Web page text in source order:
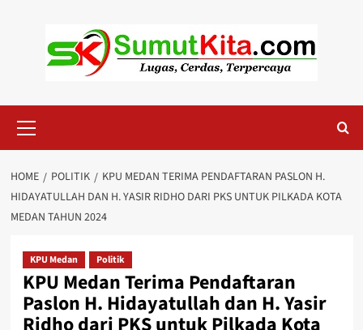
Menu
HOME POLITIK
KPU MEDAN TERIMA PENDAFTARAN PASLON H.
HIDAYATULLAH DAN H. YASIR RIDHO DARI PKS UNTUK PILKADA KOTA
MEDAN TAHUN 2024
KPU Medan Politik
KPU Medan Terima Pendaftaran
Paslon H. Hidayatullah dan H. Yasir